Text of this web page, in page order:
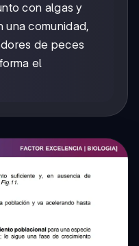
con algas y
una comunidad,
de peces
el